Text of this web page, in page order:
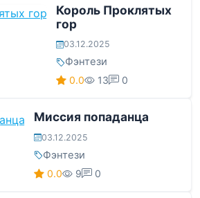
Король Проклятых
гор
03.12.2025
Фэнтези
0.0 13 0
Миссия попаданца
03.12.2025
Фэнтези
0.0 9 0